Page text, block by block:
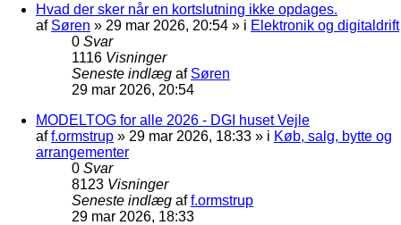
Hvad der sker når en kortslutning ikke opdages.
af Søren » 29 mar 2026, 20:54 » i Elektronik og digitaldrift
0 Svar
1116 Visninger
Seneste indlæg af Søren
29 mar 2026, 20:54
MODELTOG for alle 2026 - DGI huset Vejle
aff.ormstrup » 29 mar 2026, 18:33 » i Køb, salg, bytte og
arrangementer
0 Svar
8123 Visninger
Seneste indlæg aff.ormstrup
29 mar 2026, 18:33